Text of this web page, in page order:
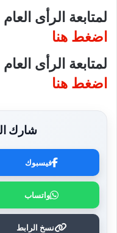
لمتابعة الرأى
اضغط هنا
لمتابعة الرأى
اضغط هنا
شارك
فيسبوك
واتساب
نسخ الرابط